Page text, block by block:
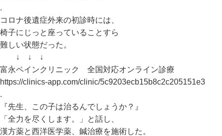
.
コロナ後遺症外来の初診時には、
椅子にじっと座っていることすら
難しい状態だった。
↓ ↓ ↓
富永ペインクリニック 全国対応オンライン診療
https://clinics-app.com/clinic/5c9203ecb15b8c2c205151e3
.
『先生、この子は治るんでしょうか？』
「全力を尽くします。」と話し、
漢方薬と西洋医学薬、鍼治療を施術した。